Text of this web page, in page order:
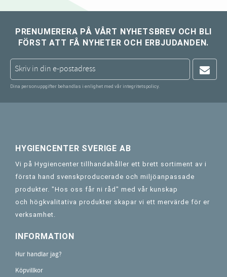
PRENUMERERA PÅ VÅRT NYHETSBREV OCH BLI
FÖRST ATT FÅ NYHETER OCH ERBJUDANDEN.
Dina personuppgifter behandlas i enlighet med vår integritetspolicy.
HYGIENCENTER SVERIGE AB
Vi på Hygiencenter tillhandahåller ett brett sortiment av i
första hand svenskproducerade och miljöanpassade
produkter. "Hos oss får ni råd" med vår kunskap
och högkvalitativa produkter skapar vi ett mervärde för er
verksamhet.
INFORMATION
Hur handlar jag?
Köpvillkor